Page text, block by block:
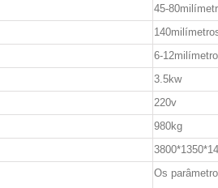
45-
6-
3.5kw
220v
980kg
Os